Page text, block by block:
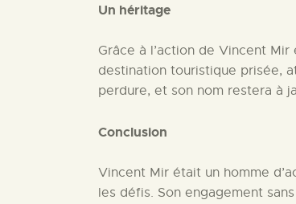
Un héritage
Grâce à l’action de Vincent
destination touristique prisée,
perdure, et son nom restera à
Conclusion
Vincent Mir était un homme
les défis. Son engagement